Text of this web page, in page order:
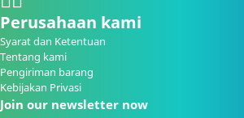
Perusahaan kami
Syarat dan Ketentuan
Tentang kami
Pengiriman barang
Kebijakan Privasi
Join our newsletter now